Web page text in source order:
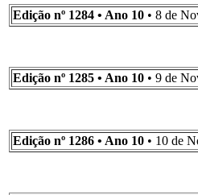
Edição nº 1284 • Ano 10 • 8 de
Edição nº 1285 • Ano 10 • 9 de
Edição nº 1286 • Ano 10 • 10 de